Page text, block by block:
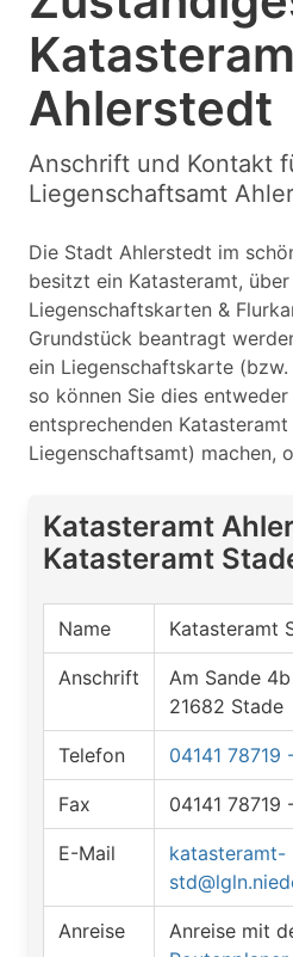
Ahlerstedt
Anschrift und Kontakt
Liegenschaftsamt
Die Stadt Ahlerstedt im
besitzt ein Katasteramt,
Liegenschaftskarten &
Grundstück beantragt
ein Liegenschaftskarte
so können Sie dies
entsprechenden Katasteramt
Liegenschaftsamt) machen,
Katasteramt
Katasteramt
Name Katasteramt
Anschrift
Am Sande 4b
21682 Stade
Telefon 04141 78719
Fax 04141 78719
E-Mail
katasteramt-
Anreise
Anreise mit